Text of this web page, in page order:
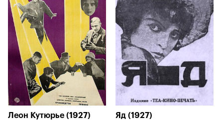
Леон Кутюрье (1927) Яд (1927)